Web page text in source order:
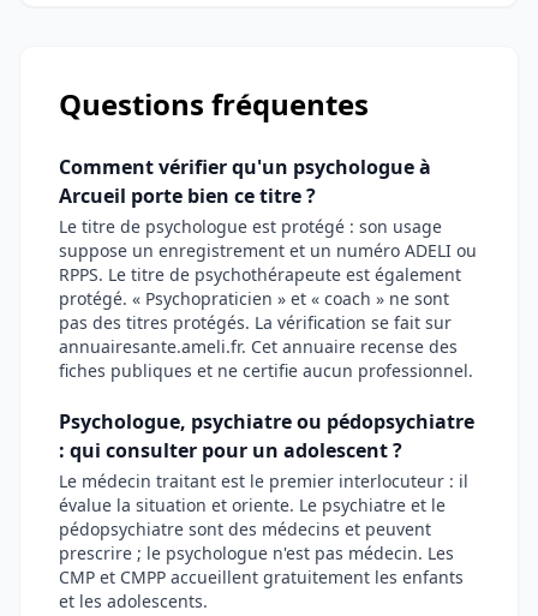
Questions fréquentes
Comment vérifier qu'un psychologue à
Arcueil porte bien ce titre ?
Le titre de psychologue est protégé : son usage
suppose un enregistrement et un numéro ADELI ou
RPPS. Le titre de psychothérapeute est également
protégé. « Psychopraticien » et « coach » ne sont
pas des titres protégés. La vérification se fait sur
annuairesante.ameli.fr. Cet annuaire recense des
fiches publiques et ne certifie aucun professionnel.
Psychologue, psychiatre ou pédopsychiatre
: qui consulter pour un adolescent ?
Le médecin traitant est le premier interlocuteur : il
évalue la situation et oriente. Le psychiatre et le
pédopsychiatre sont des médecins et peuvent
prescrire ; le psychologue n'est pas médecin. Les
CMP et CMPP accueillent gratuitement les enfants
et les adolescents.